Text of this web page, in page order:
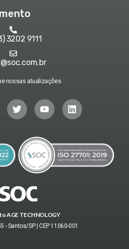
3202 9111
nossas atualizações
AGE TECHNOLOGY
- Santos/SP | CEP 11060-001